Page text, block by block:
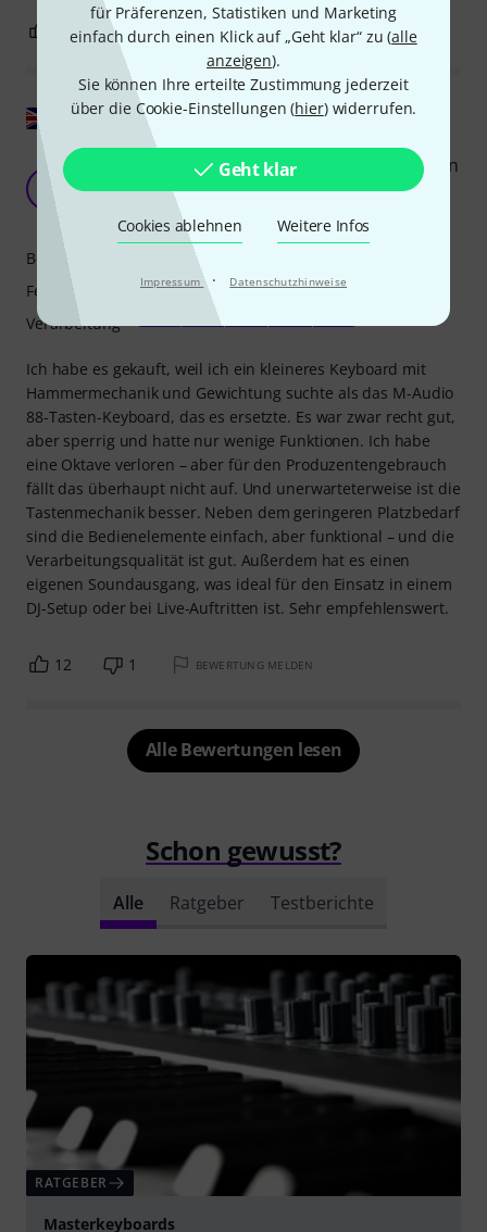
für Präferenzen, Statistiken und Marketing
einfach durch einen Klick auf „Geht klar“ zu (alle
anzeigen).
Sie können Ihre erteilte Zustimmung jederzeit
über die Cookie-Einstellungen (hier) widerrufen.
Geht klar
Cookies ablehnen Weitere Infos
Impressum · Datenschutzhinweise
0 BEWERTUNG MELDEN
Original zeigen
Gewichtete Klaviertastatur, die keinen Raum von
der Größe einer Mensa benötigt!
Fuze_DnB 11.08.2025
Ich habe es gekauft, weil ich ein kleineres Keyboard mit
Hammermechanik und Gewichtung suchte als das M-Audio
88-Tasten-Keyboard, das es ersetzte. Es war zwar recht gut,
aber sperrig und hatte nur wenige Funktionen. Ich habe
eine Oktave verloren – aber für den Produzentengebrauch
fällt das überhaupt nicht auf. Und unerwarteterweise ist die
Tastenmechanik besser. Neben dem geringeren Platzbedarf
sind die Bedienelemente einfach, aber funktional – und die
Verarbeitungsqualität ist gut. Außerdem hat es einen
eigenen Soundausgang, was ideal für den Einsatz in einem
DJ-Setup oder bei Live-Auftritten ist. Sehr empfehlenswert.
Bedienung
Features
Verarbeitung
12 1 BEWERTUNG MELDEN
Alle Bewertungen lesen
Schon gewusst?
Alle Ratgeber Testberichte
RATGEBER
Masterkeyboards